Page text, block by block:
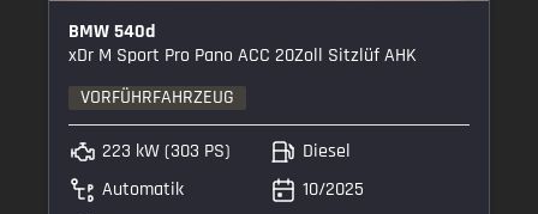
BMW 540d
xDr M Sport Pro Pano ACC 20Zoll Sitzlüf AHK
VORFÜHRFAHRZEUG
223 kW (303 PS)
Automatik
Diesel
10/2025